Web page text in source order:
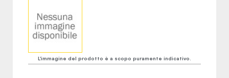
L'immagine del prodotto è a scopo puramente indicativo.